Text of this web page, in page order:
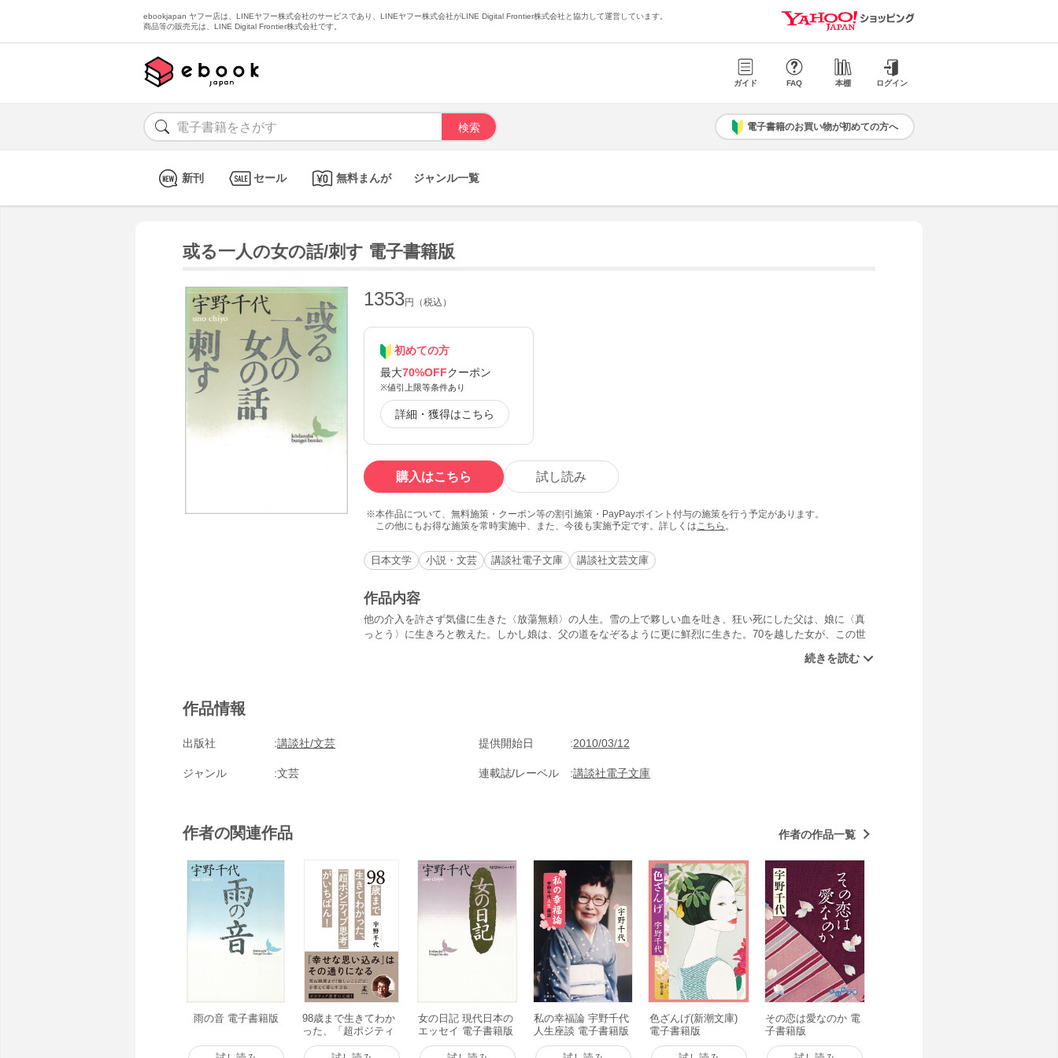
ebookjapan ヤフー店は、LINEヤフー株式会社のサービスであり、LINEヤフー株式会社がLINE Digital Frontier株式会社と協力して運営しています。
商品等の販売元は、LINE Digital Frontier株式会社です。
ガイド FAQ 本棚 ログイン
電子書籍のお買い物が初めての方へ
新刊 セール 無料まんが ジャンル一覧
或る一人の女の話/刺す 電子書籍版
1353円（税込）
初めての方
最大70%OFFクーポン
※値引上限等条件あり
詳細・獲得はこちら
購入はこちら 試し読み
本作品について、無料施策・クーポン等の割引施策・PayPayポイント付与の施策を行う予定があります。
この他にもお得な施策を常時実施中、また、今後も実施予定です。詳しくは こちら 。
日本文学 小説・文芸 講談社電子文庫 講談社文芸文庫
作品内容
他の介入を許さず気儘に生きた〈放蕩無頼〉の人生。雪の上で夥しい血を吐き、狂い死にした父は、娘に〈真
っとう〉に生きろと教えた。しかし娘は、父の道をなぞるように更に鮮烈に生きた。70を越した女が、この世
作品情報
出版社 講談社/文芸 提供開始日 2010/03/12
ジャンル 文芸 連載誌/レーベル 講談社電子文庫
作者の関連作品 作者の作品一覧
雨の音 電子書籍版
98歳まで生きてわか
った、「超ポジティ
ブ思考」がいちばん!
女の日記 現代日本の
エッセイ 電子書籍版
私の幸福論 宇野千代
人生座談 電子書籍版
色ざんげ(新潮文庫)
電子書籍版
その恋は愛なのか 電
子書籍版